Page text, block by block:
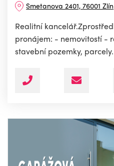
Smetanova 2401, 76001 Zlín
Realitní
pronájem: - nemovitostí -
stavební pozemky, parcely.